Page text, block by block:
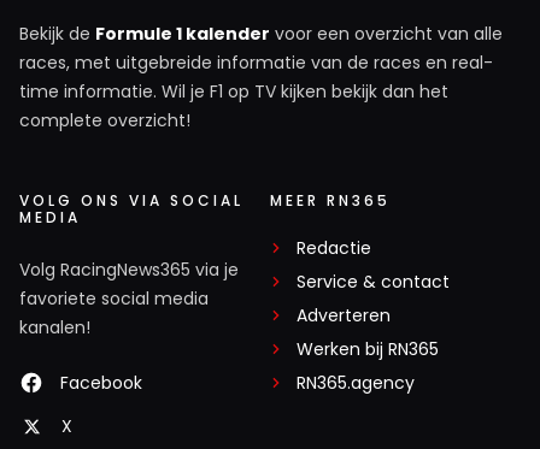
Bekijk de Formule 1 kalender voor een overzicht van alle
races, met uitgebreide informatie van de races en real-
time informatie. Wil je F1 op TV kijken bekijk dan het
complete overzicht!
VOLG ONS VIA SOCIAL
MEDIA
Volg RacingNews365 via je
favoriete social media
kanalen!
Facebook
X
MEER RN365
Redactie
Service & contact
Adverteren
Werken bij RN365
RN365.agency